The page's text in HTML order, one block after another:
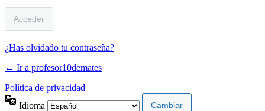
¿Has olvidado tu contraseña?
← Ir a profesor10demates
Política de privacidad
Idioma